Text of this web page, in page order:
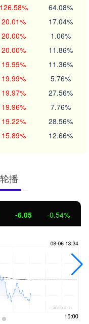
126.58% 64.08%
20.01% 17.04%
20.00% 1.06%
20.00% 11.86%
19.99% 11.36%
19.99% 5.76%
19.97% 27.56%
19.96% 7.76%
19.22% 28.56%
15.89% 12.66%
播
-0.54%